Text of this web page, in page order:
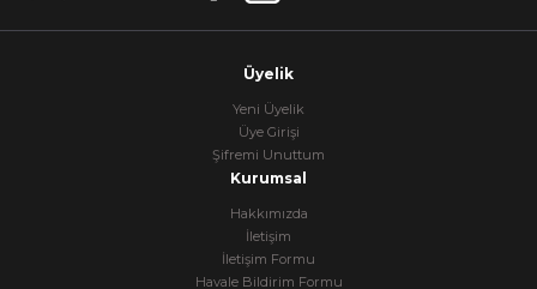
Üyelik
Yeni Üyelik
Üye Girişi
Şifremi Unuttum
Kurumsal
Hakkımızda
İletişim
İletişim Formu
Havale Bildirim Formu